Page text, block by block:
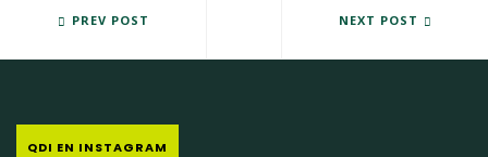
PREV POST
"HUMOR PARA COMPARTIR", LA MEJOR FORMA DE PASAR LA
NEXT POST
FERIA TOROPORTUNIDAD
QDI EN INSTAGRAM